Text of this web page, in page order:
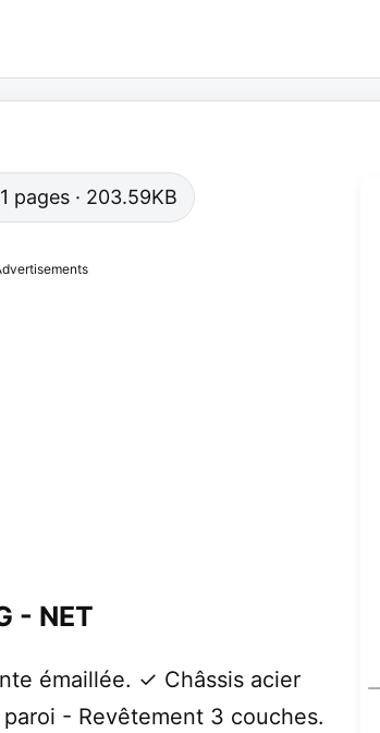
pages · 203.59KB
- NET
émaillée. ✓ Châssis acier
- Revêtement 3 couches.